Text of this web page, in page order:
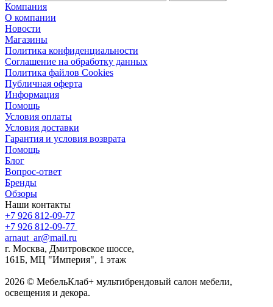
Компания
О компании
Новости
Магазины
Политика конфиденциальности
Соглашение на обработку данных
Политика файлов Cookies
Публичная оферта
Информация
Помощь
Условия оплаты
Условия доставки
Гарантия и условия возврата
Помощь
Блог
Вопрос-ответ
Бренды
Обзоры
Наши контакты
+7 926 812-09-77
+7 926 812-09-77
arnaut_ar@mail.ru
г. Москва, Дмитровское шоссе,
161Б, МЦ "Империя", 1 этаж
2026 © МебельКлаб+ мультибрендовый салон мебели,
освещения и декора.